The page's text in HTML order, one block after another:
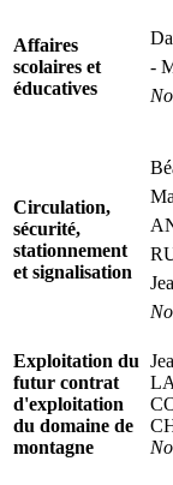
Affaires
scolaires et
éducatives
-
Circulation,
sécurité,
stationnement
et signalisation
Exploitation du
futur contrat
d'exploitation
du domaine de
montagne